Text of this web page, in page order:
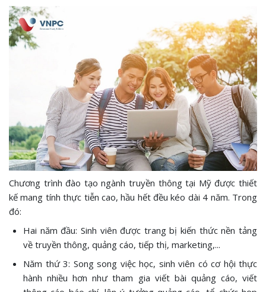
Chương trình đào tạo ngành truyền thông tại Mỹ được thiết
kế mang tính thực tiễn cao, hầu hết đều kéo dài 4 năm. Trong
đó:
Hai năm đầu: Sinh viên được trang bị kiến thức nền tảng
về truyền thông, quảng cáo, tiếp thị, marketing,...
Năm thứ 3: Song song việc học, sinh viên có cơ hội thực
hành nhiều hơn như tham gia viết bài quảng cáo, viết